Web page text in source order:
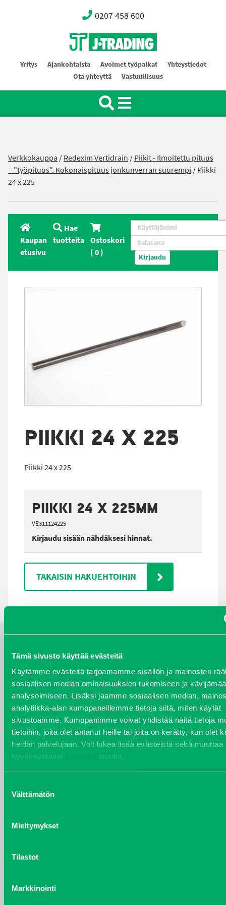
Tämä sivusto käyttää evästeitä
Käytämme evästeitä tarjoamamme sisällön ja mainosten
sosiaalisen median ominaisuuksien tukemiseen ja
analysoimiseen. Lisäksi jaamme sosiaalisen median,
analytiikka-alan kumppaneillemme tietoja siitä, miten käytät
sivustoamme. Kumppanimme voivat yhdistää näitä tietoja
tietoihin, joita olet antanut heille tai joita on kerätty, kun olet
heidän palvelujaan. Voit lukea lisää evästeistä sekä muuttaa
hyväksyntääsi
sivulta.
valinta
Välttämätön
Mieltymykset
Tilastot
Markkinointi
0207 458 600
Oy J-Trading Ab
Yritys Ajankohtaista Avoimet työpaikat
Yhteystiedot
Ota yhteyttä
Vastuullisuus
Verkkokauppa /Redexim Vertidrain /Piikit - Ilmoitettu pituus
= "työpituus". Kokonaispituus jonkunverran suurempi / Piikki
24 x 225
Kaupan
etusivu
Hae
tuotteita Ostoskori
(0) Kirjaudu
PIIKKI 24 X 225
Piikki 24 x 225
PIIKKI 24 X 225MM
VE311124225
Kirjaudu sisään nähdäksesi hinnat.
TAKAISIN HAKUEHTOIHIN
YHTEYSTIEDOT
VARAOSAT
Varaosat
Puh 020 7458 686
varaosat@j-trading.fi